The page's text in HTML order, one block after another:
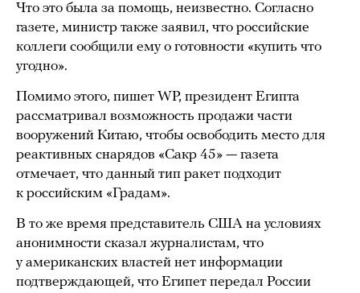
Что это была за помощь, неизвестно. Согласно
газете, министр также заявил, что российские
коллеги сообщили ему о готовности «купить что
угодно».
Помимо этого, пишет WP, президент Египта
рассматривал возможность продажи части
вооружений Китаю, чтобы освободить место для
реактивных снарядов «Сакр 45» — газета
отмечает, что данный тип ракет подходит
к российским «Градам».
В то же время представитель США на условиях
анонимности сказал журналистам, что
у американских властей нет информации
подтверждающей, что Египет передал России